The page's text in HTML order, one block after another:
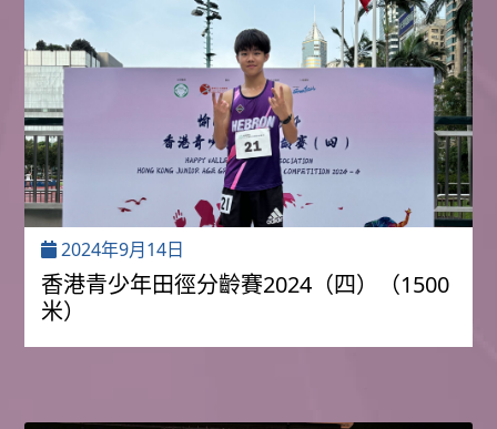
2024年9月14日
香港青少年田徑分齡賽2024（四）（1500
米）